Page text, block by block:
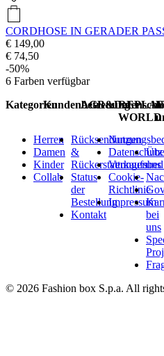
CORDHOSE IN GERADER
€ 149,00
€ 74,50
-50%
6 Farben verfügbar
Kategorien
Herren
Damen
Kinder
Collab
Kundenbetreuung
Rücksendungen
&
Rückerstattungen
Status
der
Bestellung
Kontakt
Datenschutz
Cookie-
Richtlinie
Impressum
REPLAY
WORLD
uns
bei
uns
© 2026 Fashion box S.p.a. All